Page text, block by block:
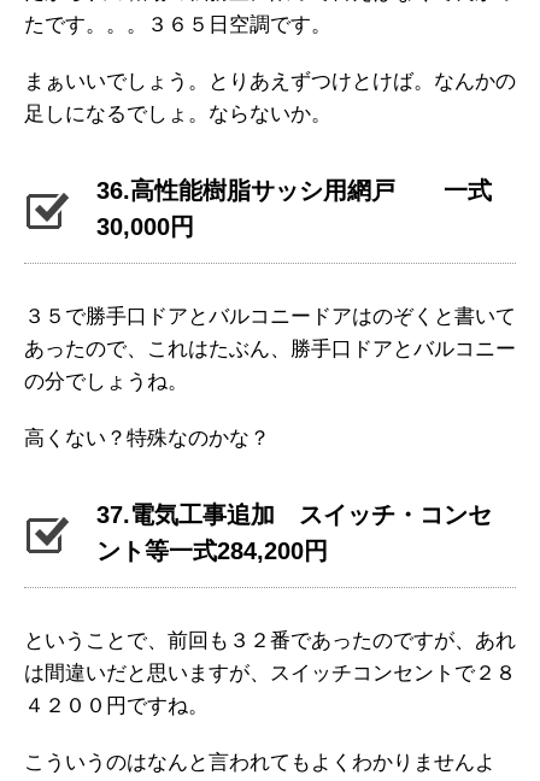
たです。。。３６５日空調です。
まぁいいでしょう。とりあえずつけとけば。なんかの
足しになるでしょ。ならないか。
36.高性能樹脂サッシ用網戸 一式
30,000円
３５で勝手口ドアとバルコニードアはのぞくと書いて
あったので、これはたぶん、勝手口ドアとバルコニー
の分でしょうね。
高くない？特殊なのかな？
37.電気工事追加 スイッチ・コンセ
ント等一式284,200円
ということで、前回も３２番であったのですが、あれ
は間違いだと思いますが、スイッチコンセントで２８
４２００円ですね。
こういうのはなんと言われてもよくわかりませんよ